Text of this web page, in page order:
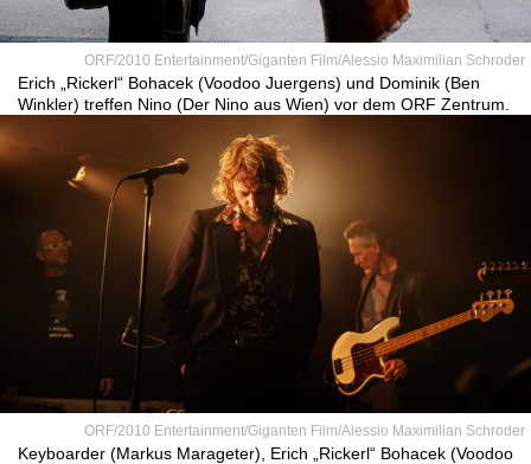
ORF/2010 Entertainment/Giganten Film/Alessio Maximilian Schroder
Erich „Rickerl“ Bohacek (Voodoo Juergens) und Dominik (Ben
Winkler) treffen Nino (Der Nino aus Wien) vor dem ORF Zentrum.
ORF/2010 Entertainment/Giganten Film/Alessio Maximilian Schroder
Keyboarder (Markus Marageter), Erich „Rickerl“ Bohacek (Voodoo